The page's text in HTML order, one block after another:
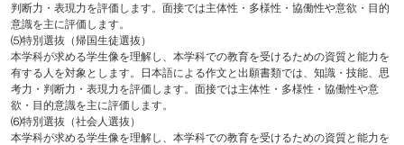
判断力・表現力を評価します。面接では主体性・多様性・協働性や意欲・目的
意識を主に評価します。
⑸特別選抜（帰国生徒選抜）
本学科が求める学生像を理解し、本学科での教育を受けるための資質と能力を
有する人を対象とします。日本語による作文と出願書類では、知識・技能、思
考力・判断力・表現力を評価します。面接では主体性・多様性・協働性や意
欲・目的意識を主に評価します。
⑹特別選抜（社会人選抜）
本学科が求める学生像を理解し、本学科での教育を受けるための資質と能力を